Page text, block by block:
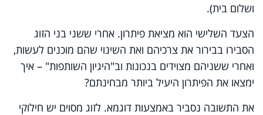
ושלום בית).
הצעד השלישי הוא מציאת פיתרון. אחרי ששני בני הזוג
הסבירו בבירור את צרכיהם ואת השינוי שהם מוכנים לעשות,
ואחרי ששניהם מצוידים בנכונות וב"היגיון השותפות" – איך
ימצאו את הפיתרון היעיל ביותר מבחינתם?
את התשובה נסביר באמצעות דוגמא. לזוג מסוים יש חילוקי